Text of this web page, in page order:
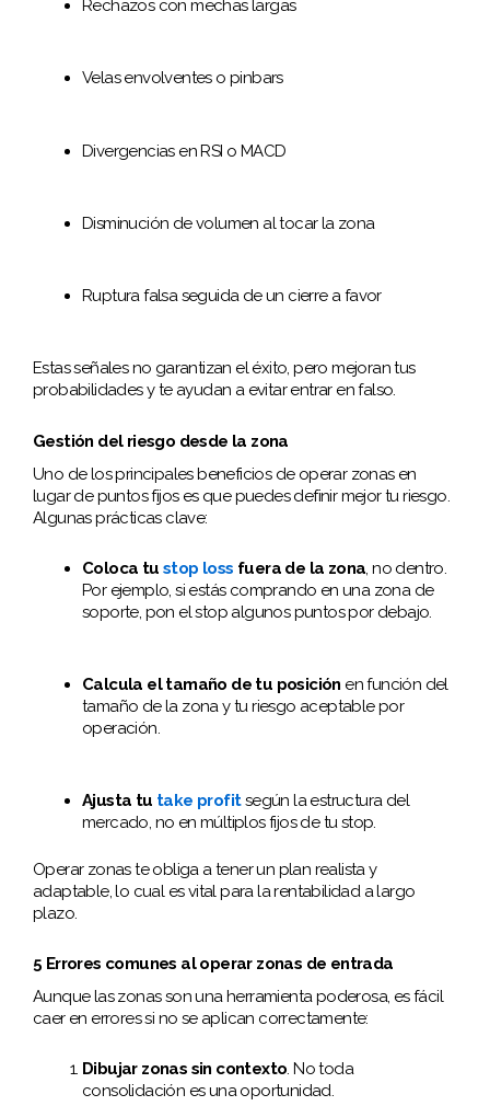
Rechazos con mechas largas
Velas envolventes o pinbars
Divergencias en RSI o MACD
Disminución de volumen al tocar la zona
Ruptura falsa seguida de un cierre a favor
Estas señales no garantizan el éxito, pero mejoran tus
probabilidades y te ayudan a evitar entrar en falso.
Gestión del riesgo desde la zona
Uno de los principales beneficios de operar zonas en
lugar de puntos fijos es que puedes definir mejor tu riesgo.
Algunas prácticas clave:
Coloca tustop loss fuera de la zona, no dentro.
Por ejemplo, si estás comprando en una zona de
soporte, pon el stop algunos puntos por debajo.
Calcula el tamaño de tu posición en función del
tamaño de la zona y tu riesgo aceptable por
operación.
Ajusta tu take profitsegún la estructura del
mercado, no en múltiplos fijos de tu stop.
Operar zonas te obliga a tener un plan realista y
adaptable, lo cual es vital para la rentabilidad a largo
plazo.
5 Errores comunes al operar zonas de entrada
Aunque las zonas son una herramienta poderosa, es fácil
caer en errores si no se aplican correctamente:
Dibujar zonas sin contexto. No toda
consolidación es una oportunidad.